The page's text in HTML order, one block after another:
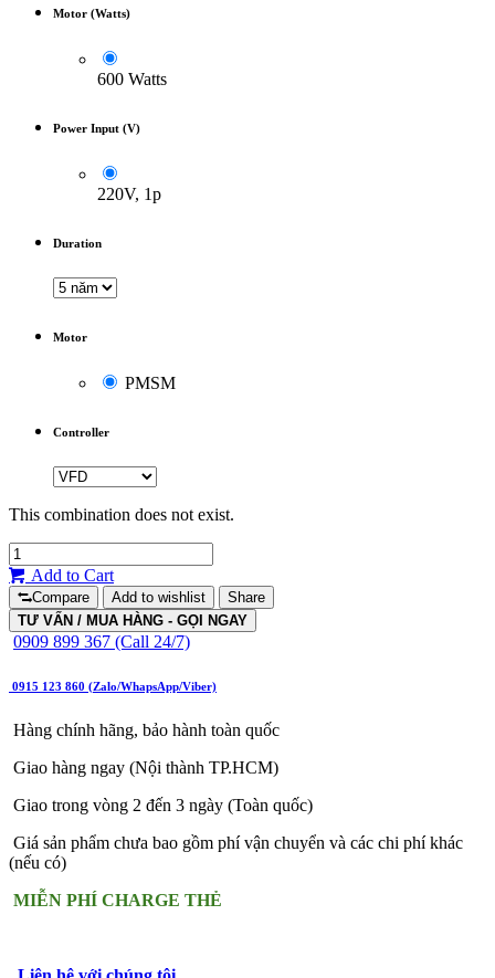
Motor (Watts)
600 Watts
Power Input (V)
220V, 1p
Duration
Motor
PMSM
Controller
This combination does not exist.
Add to Cart
Compare Add to wishlist
Share
TƯ VẤN / MUA HÀNG - GỌI NGAY
0909 899 367 (Call 24/7)
0915 123 860 (Zalo/WhapsApp/Viber)
Hàng chính hãng, bảo hành toàn quốc
Giao hàng ngay (Nội thành TP.HCM)
Giao trong vòng 2 đến 3 ngày (Toàn quốc)
Giá sản phẩm chưa bao gồm phí vận chuyển và các chi phí khác
(nếu có)
MIỄN PHÍ CHARGE THẺ